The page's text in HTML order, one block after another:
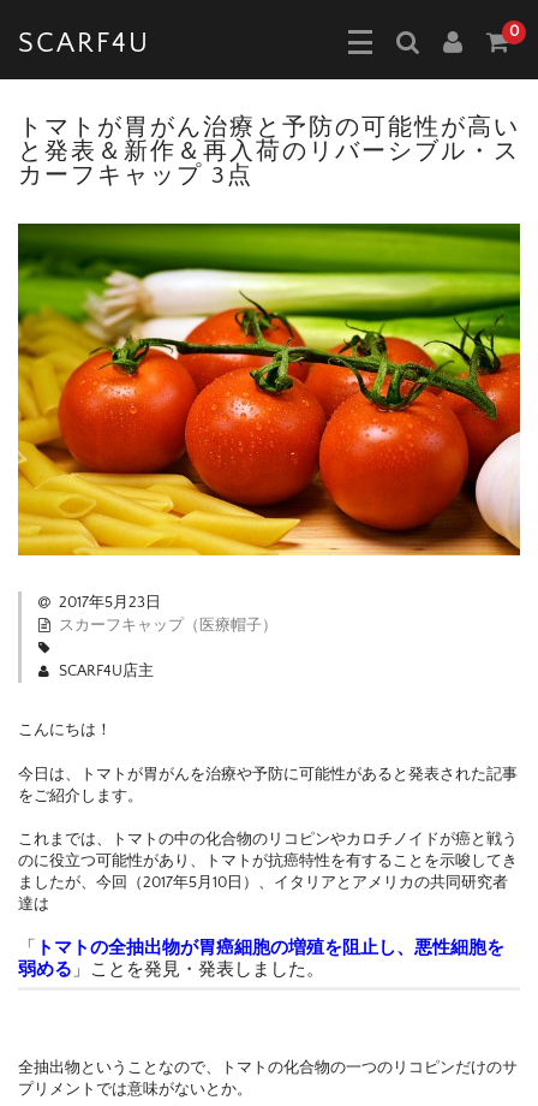
SCARF4U 0
トマトが胃がん治療と予防の可能性が高い
と発表＆新作＆再入荷のリバーシブル・ス
カーフキャップ 3点
2017年5月23日
スカーフキャップ（医療帽子）
SCARF4U店主
こんにちは！
今日は、トマトが胃がんを治療や予防に可能性があると発表された記事
をご紹介します。
これまでは、トマトの中の化合物のリコピンやカロチノイドが癌と戦う
のに役立つ可能性があり、
トマトが抗癌特性を有することを示唆してき
ましたが、今回（2017年5月10日）、 イタリアとアメリカの共同研究者
達は
「
トマトの全抽出物が胃癌細胞の増殖を阻止し、悪性細胞を
弱める 」ことを発見・発表しました。
全抽出物ということなので、トマトの化合物の一つのリコピンだけのサ
プリメントでは意味がないとか。